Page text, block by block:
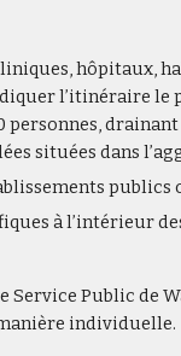
hôpitaux,
l’itinéraire
situées dans
publics
à l’intérieur
Public de
individuelle.